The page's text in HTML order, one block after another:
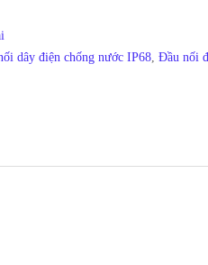
dây điện chống nước IP68, Đầu nối